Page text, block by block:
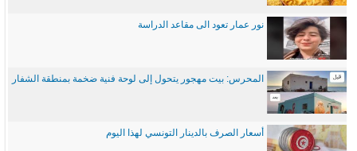
نور عمار تعود الى مقاعد الدراسة
المحرس: بيت مهجور يتحول إلى لوحة فنية ضخمة بمنطقة الشفار
أسعار الصرف بالدينار التونسي لهذا اليوم